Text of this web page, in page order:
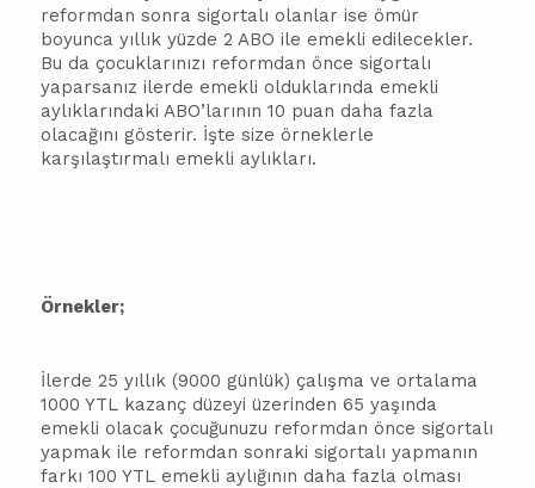
reformdan sonra sigortalı olanlar ise ömür
boyunca yıllık yüzde 2 ABO ile emekli edilecekler.
Bu da çocuklarınızı reformdan önce sigortalı
yaparsanız ilerde emekli olduklarında emekli
aylıklarındaki ABO’larının 10 puan daha fazla
olacağını gösterir. İşte size örneklerle
karşılaştırmalı emekli aylıkları.
Örnekler;
İlerde 25 yıllık (9000 günlük) çalışma ve ortalama
1000 YTL kazanç düzeyi üzerinden 65 yaşında
emekli olacak çocuğunuzu reformdan önce sigortalı
yapmak ile reformdan sonraki sigortalı yapmanın
farkı 100 YTL emekli aylığının daha fazla olması